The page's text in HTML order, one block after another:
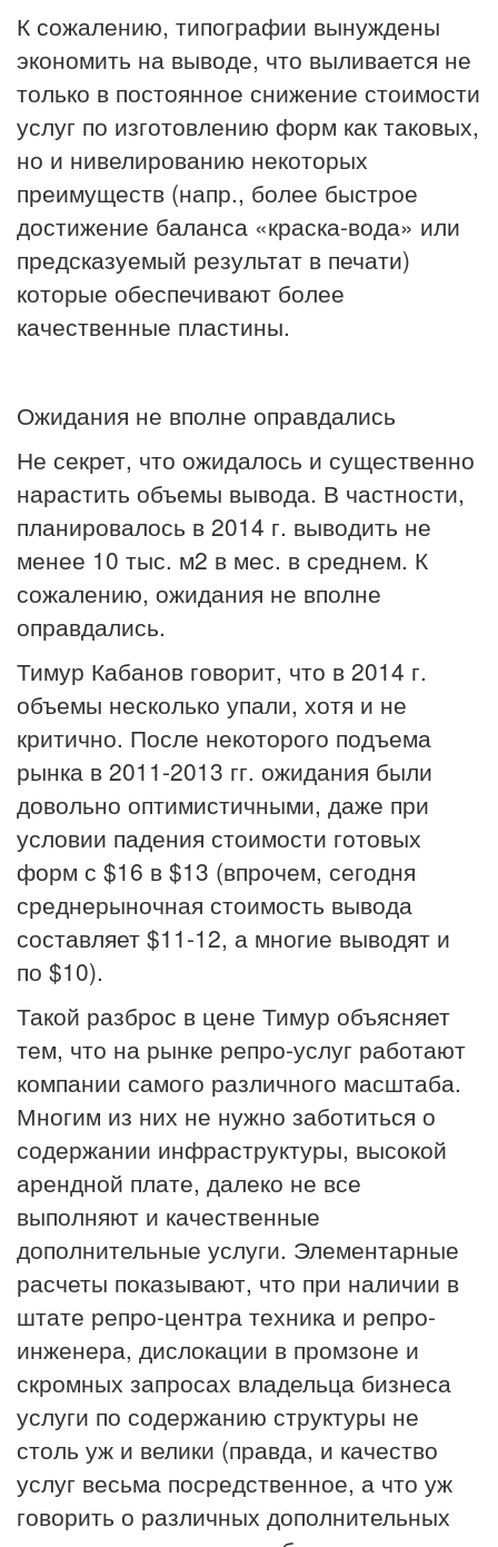
К сожалению, типографии вынуждены
экономить на выводе, что выливается не
только в постоянное снижение стоимости
услуг по изготовлению форм как таковых,
но и нивелированию некоторых
преимуществ (напр., более быстрое
достижение баланса «краска-вода» или
предсказуемый результат в печати)
которые обеспечивают более
качественные пластины.
Ожидания не вполне оправдались
Не секрет, что ожидалось и существенно
нарастить объемы вывода. В частности,
планировалось в 2014 г. выводить не
менее 10 тыс. м2 в мес. в среднем. К
сожалению, ожидания не вполне
оправдались.
Тимур Кабанов говорит, что в 2014 г.
объемы несколько упали, хотя и не
критично. После некоторого подъема
рынка в 2011-2013 гг. ожидания были
довольно оптимистичными, даже при
условии падения стоимости готовых
форм с $16 в $13 (впрочем, сегодня
среднерыночная стоимость вывода
составляет $11-12, а многие выводят и
по $10).
Такой разброс в цене Тимур объясняет
тем, что на рынке репро-услуг работают
компании самого различного масштаба.
Многим из них не нужно заботиться о
содержании инфраструктуры, высокой
арендной плате, далеко не все
выполняют и качественные
дополнительные услуги. Элементарные
расчеты показывают, что при наличии в
штате репро-центра техника и репро-
инженера, дислокации в промзоне и
скромных запросах владельца бизнеса
услуги по содержанию структуры не
столь уж и велики (правда, и качество
услуг весьма посредственное, а что уж
говорить о различных дополнительных